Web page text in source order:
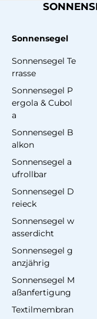
Sonnensegel
Sonnensegel Te
rrasse
Sonnensegel P
ergola & Cubol
a
Sonnensegel B
alkon
Sonnensegel a
ufrollbar
Sonnensegel D
reieck
Sonnensegel w
asserdicht
Sonnensegel g
anzjährig
Sonnensegel M
aßanfertigung
Textilmembran